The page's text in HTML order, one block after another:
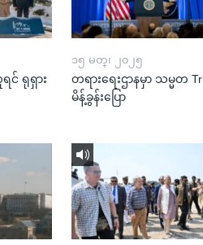
ရုရှား
၁၅ မတ္၊ ၂၀၂၅
တရားရေးဌာနမှာ သမ္မတ
မိန့်ခွန်းပြော